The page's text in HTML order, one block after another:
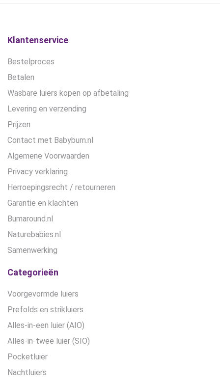
de
Klantenservice
Bestelproces
Betalen
Wasbare luiers kopen op afbetaling
Levering en verzending
Prijzen
Contact met Babybum.nl
Algemene Voorwaarden
Privacy verklaring
Herroepingsrecht / retourneren
Garantie en klachten
Bumaround.nl
Naturebabies.nl
Samenwerking
Categorieën
Voorgevormde luiers
Prefolds en strikluiers
Alles-in-een luier (AIO)
Alles-in-twee luier (SIO)
Pocketluier
Nachtluiers